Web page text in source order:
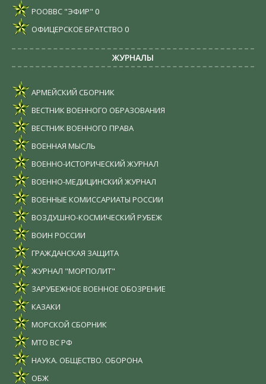
РООВВС "ЭФИР" 0
ОФИЦЕРСКОЕ БРАТСТВО 0
ЖУРНАЛЫ
АРМЕЙСКИЙ СБОРНИК
ВЕСТНИК ВОЕННОГО ОБРАЗОВАНИЯ
ВЕСТНИК ВОЕННОГО ПРАВА
ВОЕННАЯ МЫСЛЬ
ВОЕННО-ИСТОРИЧЕСКИЙ ЖУРНАЛ
ВОЕННО-МЕДИЦИНСКИЙ ЖУРНАЛ
ВОЕННЫЕ КОМИССАРИАТЫ РОССИИ
ВОЗДУШНО-КОСМИЧЕСКИЙ РУБЕЖ
ВОИН РОССИИ
ГРАЖДАНСКАЯ ЗАЩИТА
ЖУРНАЛ "МОРПОЛИТ"
ЗАРУБЕЖНОЕ ВОЕННОЕ ОБОЗРЕНИЕ
КАЗАКИ
МОРСКОЙ СБОРНИК
МТО ВС РФ
НАУКА. ОБЩЕСТВО. ОБОРОНА
ОБЖ